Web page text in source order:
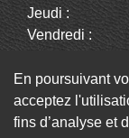
Jeudi :
Vendredi :
Dimanche :
En poursuivant
acceptez
fins d’analyse et